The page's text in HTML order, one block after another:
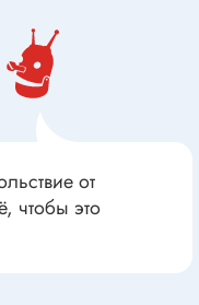
от
чтобы это